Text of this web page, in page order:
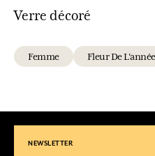
Verre décoré
Femme Fleur De L'année
NEWSLETTER